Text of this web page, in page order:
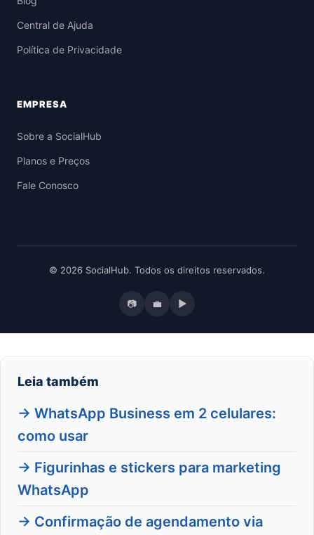
Central de Ajuda
Política de Privacidade
EMPRESA
Sobre a SocialHub
Planos e Preços
Fale Conosco
© 2026 SocialHub. Todos os direitos reservados.
📷 💼 ▶
Leia também
→ WhatsApp Business em 2 celulares:
como usar
→ Figurinhas e stickers para marketing
WhatsApp
→ Confirmação de agendamento via